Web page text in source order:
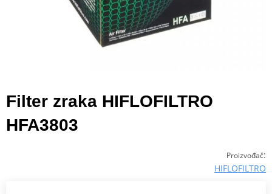
Filter zraka HIFLOFILTRO
HFA3803
Proizvođač:
HIFLOFILTRO